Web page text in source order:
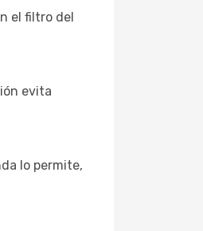
el filtro del
evita
lo permite,